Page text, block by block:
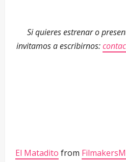
Si quieres estrenar o
invitamos a escribirnos:
El Matadito from